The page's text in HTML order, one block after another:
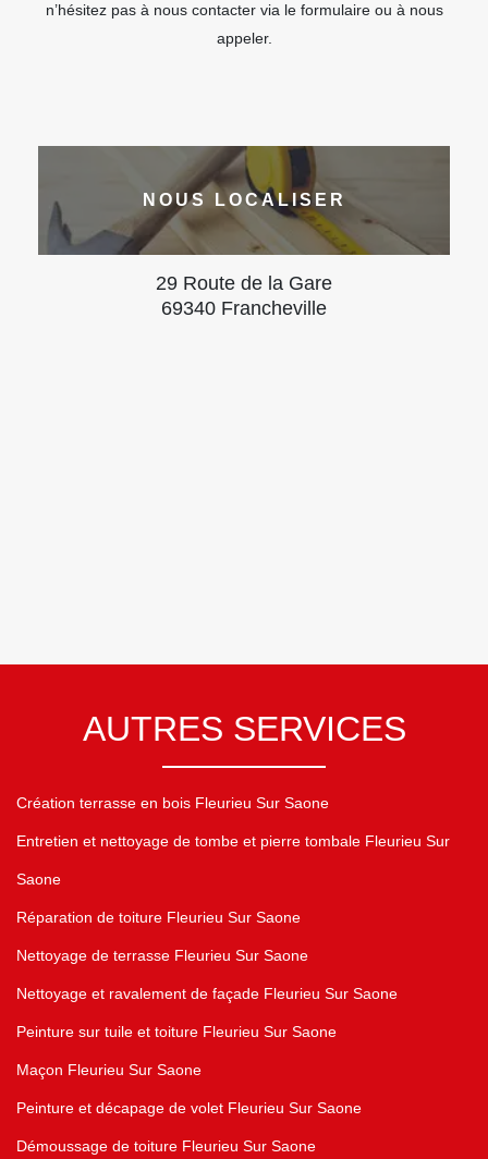
n’hésitez pas à nous contacter via le formulaire ou à nous
appeler.
NOUS LOCALISER
29 Route de la Gare
69340 Francheville
AUTRES SERVICES
Création terrasse en bois Fleurieu Sur Saone
Entretien et nettoyage de tombe et pierre tombale Fleurieu Sur
Saone
Réparation de toiture Fleurieu Sur Saone
Nettoyage de terrasse Fleurieu Sur Saone
Nettoyage et ravalement de façade Fleurieu Sur Saone
Peinture sur tuile et toiture Fleurieu Sur Saone
Maçon Fleurieu Sur Saone
Peinture et décapage de volet Fleurieu Sur Saone
Démoussage de toiture Fleurieu Sur Saone